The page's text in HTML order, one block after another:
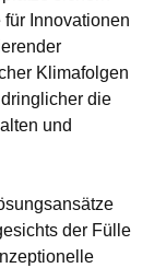
Innovationen
Klimafolgen
die
und
der Fülle